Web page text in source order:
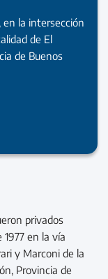
en la intersección
de El
de Buenos
privados
en la vía
y Marconi de la
Provincia de